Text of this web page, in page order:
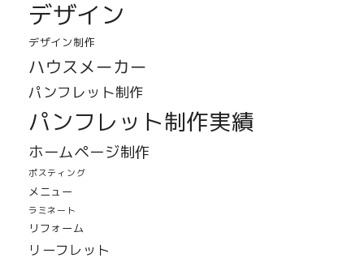
デザイン
デザイン制作
ハウスメーカー
パンフレット制作
パンフレット制作実績
ホームページ制作
ポスティング
メニュー
ラミネート
リフォーム
リーフレット